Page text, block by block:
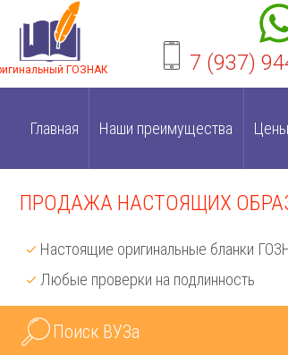
ГОЗНАК 7 (937)
Главная Наши преимущества
ПРОДАЖА НАСТОЯЩИХ
Настоящие оригинальные бланки
Любые проверки на подлинность
Поиск ВУЗа